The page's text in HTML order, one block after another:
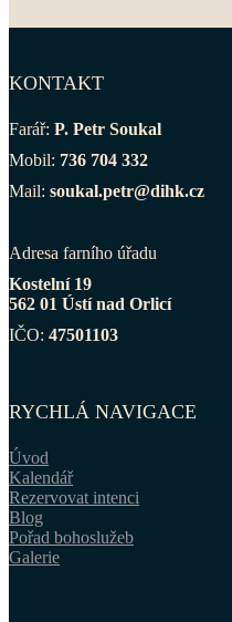
KONTAKT
Farář: P. Petr Soukal
Mobil: 736 704 332
Mail: soukal.petr@dihk.cz
Adresa farního úřadu
Kostelní 19
562 01 Ústí nad Orlicí
IČO: 47501103
RYCHLÁ NAVIGACE
Úvod
Kalendář
Rezervovat intenci
Blog
Pořad bohoslužeb
Galerie